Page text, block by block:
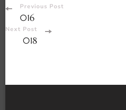
Post
Navigation
Previous Post
016
Next Post
018